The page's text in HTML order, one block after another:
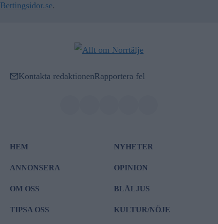
Bettingsidor.se.
Kontakta redaktionenRapportera fel
HEM
ANNONSERA
OM OSS
TIPSA OSS
NYHETER
OPINION
BLÅLJUS
KULTUR/NÖJE